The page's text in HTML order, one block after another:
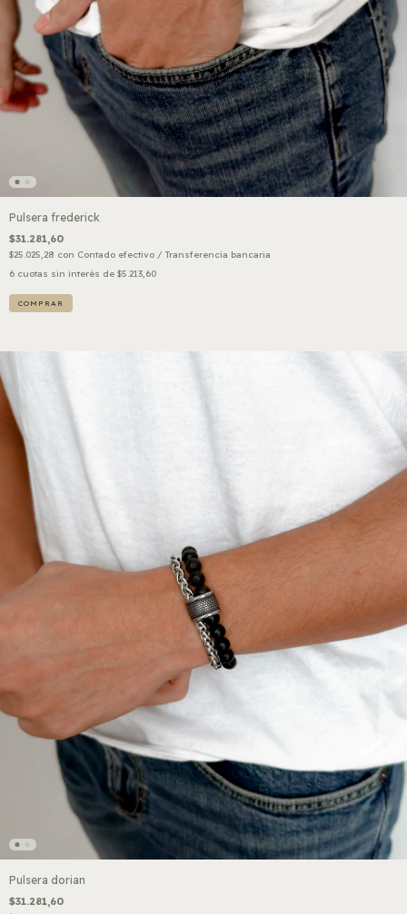
Pulsera frederick
$31.281,60
$25.025,28 con Contado efectivo / Transferencia bancaria
6 cuotas sin interés de $5.213,60
Pulsera dorian
$31.281,60